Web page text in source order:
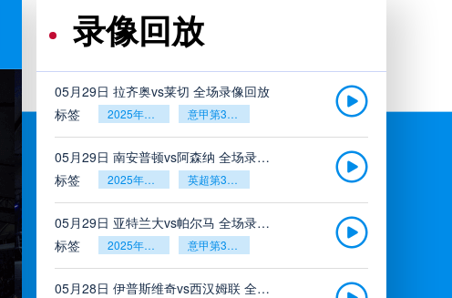
录像回放
05月29日 拉齐奥vs莱切 全场录像回放
标签
2025年5月26日 意甲第38轮
05月29日 南安普顿vs阿森纳 全场录像回放
标签
2025年5月26日 英超第38轮
05月29日 亚特兰大vs帕尔马 全场录像回放
标签
2025年5月26日 意甲第38轮
05月28日 伊普斯维奇vs西汉姆联 全场录像回放